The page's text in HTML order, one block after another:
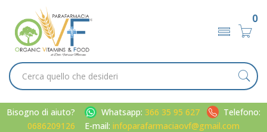
0
Bisogno di aiuto? Whatsapp: 366 35 95 627
Telefono:
0686209126
E-mail: infoparafarmaciaovf@gmail.com